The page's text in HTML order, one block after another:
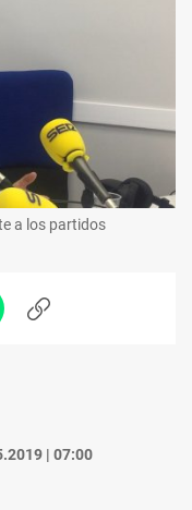
a los partidos
Copiar
| 07:00